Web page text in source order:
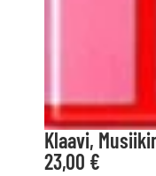
Klaavi,
23,00 €